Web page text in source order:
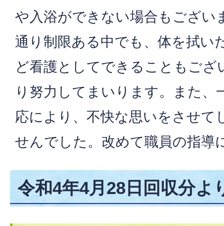
や入浴ができない場合もござい
通り制限ある中でも、体を拭い
ど看護としてできることもござ
り努力してまいります。また、
応により、不快な思いをさせて
せんでした。改めて職員の指導
令和4年4月28日回収分よ